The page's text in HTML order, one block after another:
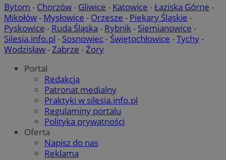
Bytom - Chorzów- Gliwice - Katowice -Łaziska Górne -
Mikołów- Mysłowice - Orzesze - Piekary Śląskie -
Pyskowice - Ruda Śląska - Rybnik- Siemianowice -
Silesia.info.pl - Sosnowiec- Świętochłowice -Tychy-
Wodzisław-Zabrze -Żory
Portal
Redakcja
Patronat medialny
Praktyki w silesia.info.pl
Regulaminy portalu
Polityka prywatności
Oferta
Napisz do nas
Reklama